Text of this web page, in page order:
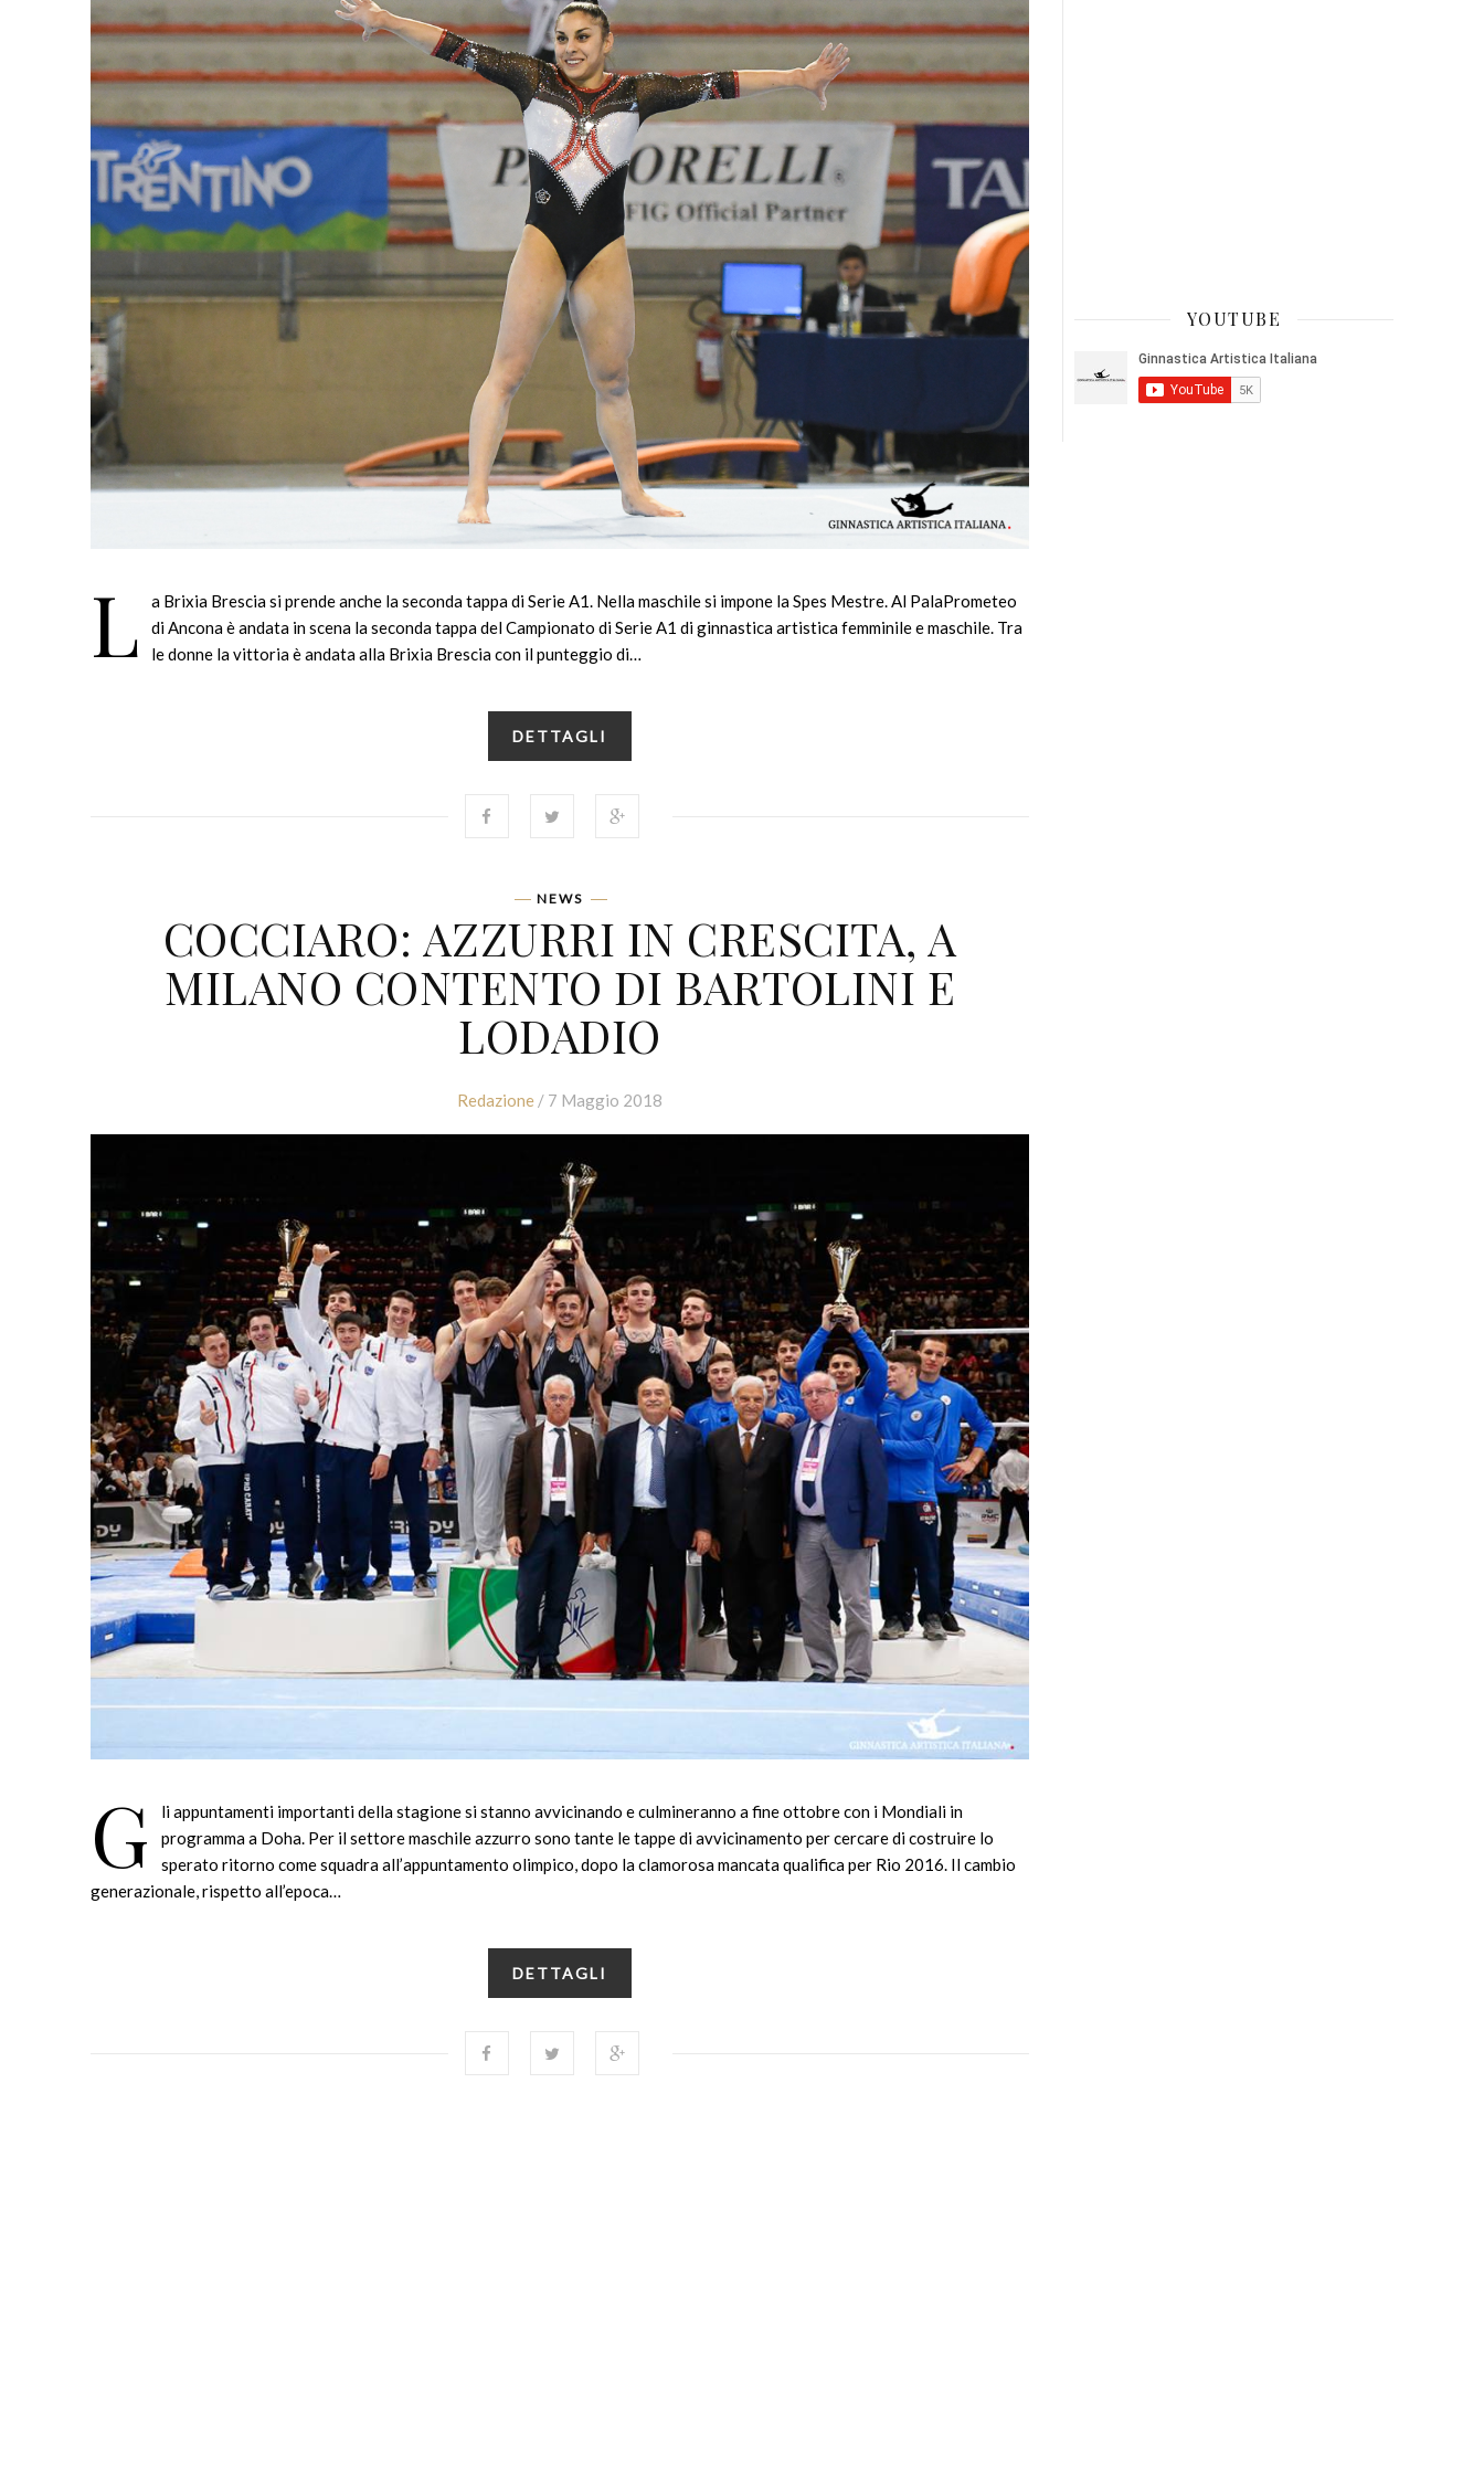
L
a Brixia Brescia si prende anche la seconda tappa di Serie A1. Nella maschile si impone la Spes Mestre. Al PalaPrometeo
di Ancona è andata in scena la seconda tappa del Campionato di Serie A1 di ginnastica artistica femminile e maschile. Tra
le donne la vittoria è andata alla Brixia Brescia con il punteggio di…
DETTAGLI
NEWS
COCCIARO: AZZURRI IN CRESCITA, A
MILANO CONTENTO DI BARTOLINI E
LODADIO
Redazione / 7 Maggio 2018
G
li appuntamenti importanti della stagione si stanno avvicinando e culmineranno a fine ottobre con i Mondiali in
programma a Doha. Per il settore maschile azzurro sono tante le tappe di avvicinamento per cercare di costruire lo
sperato ritorno come squadra all’appuntamento olimpico, dopo la clamorosa mancata qualifica per Rio 2016. Il cambio
generazionale, rispetto all’epoca…
DETTAGLI
YOUTUBE